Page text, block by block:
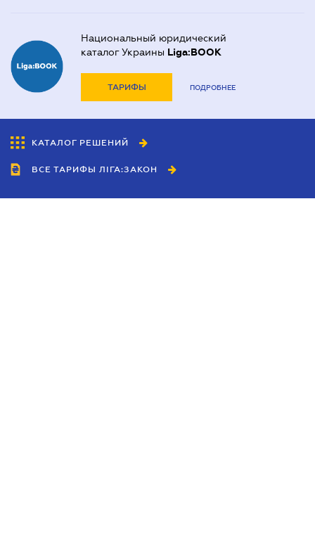
Национальный юридический
каталог Украины Liga:BOOK
ТАРИФЫ ПОДРОБНЕЕ
КАТАЛОГ РЕШЕНИЙ
ВСЕ ТАРИФЫ ЛІГА:ЗАКОН